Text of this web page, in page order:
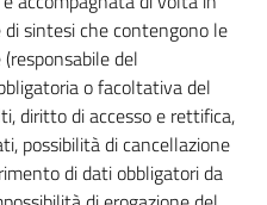
sintesi che contengono le
del
o facoltativa del
diritto di accesso e rettifica,
possibilità di cancellazione
di dati obbligatori da